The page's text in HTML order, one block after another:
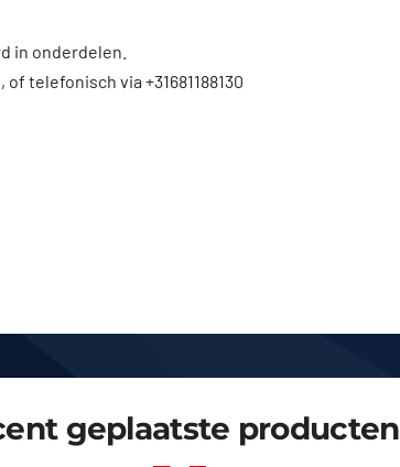
in onderdelen.
telefonisch via +31681188130
geplaatste producten